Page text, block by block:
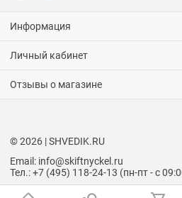
Информация
Личный кабинет
Отзывы о магазине
© 2026 | SHVEDIK.RU
Email: info@skiftnyckel.ru
Тел.: +7 (495) 118-24-13 (пн-пт - с